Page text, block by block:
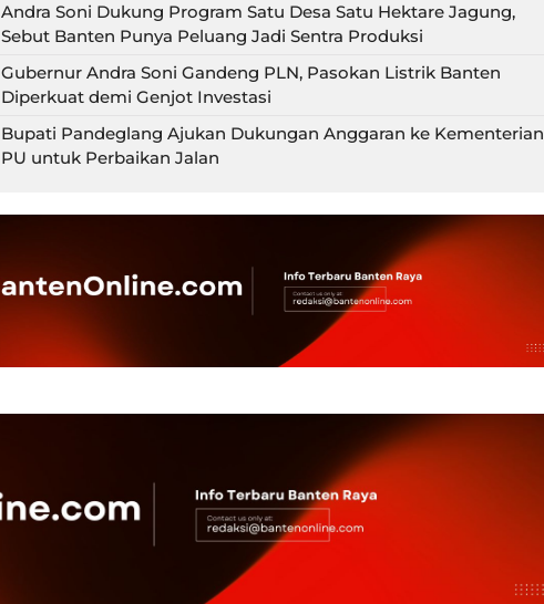
Andra Soni Dukung Program Satu Desa Satu Hektare Jagung,
Sebut Banten Punya Peluang Jadi Sentra Produksi
Gubernur Andra Soni Gandeng PLN, Pasokan Listrik Banten
Diperkuat demi Genjot Investasi
Bupati Pandeglang Ajukan Dukungan Anggaran ke Kementerian
PU untuk Perbaikan Jalan